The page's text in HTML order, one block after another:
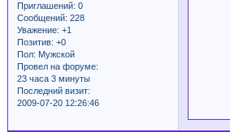
Приглашений: 0
Сообщений: 228
Уважение: +1
Позитив: +0
Пол: Мужской
Провел на форуме:
23 часа 3 минуты
Последний визит:
2009-07-20 12:26:46